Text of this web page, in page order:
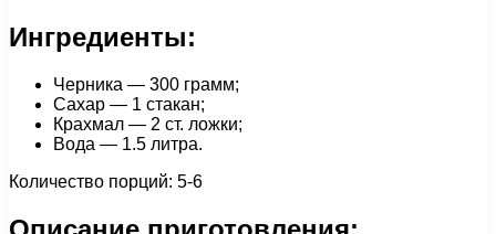
Ингредиенты:
Черника — 300 грамм;
Сахар — 1 стакан;
Крахмал — 2 ст. ложки;
Вода — 1.5 литра.
Количество порций: 5-6